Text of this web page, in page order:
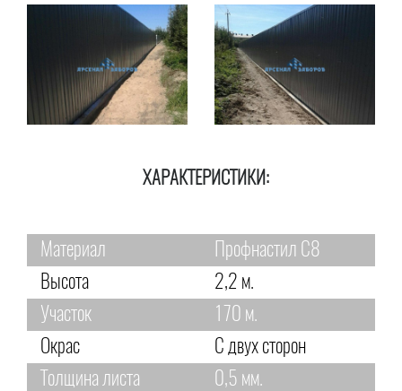
ХАРАКТЕРИСТИКИ:
Материал
Профнастил С8
Высота
2,2 м.
Участок
170 м.
Окрас
С двух сторон
Толщина листа
0,5 мм.